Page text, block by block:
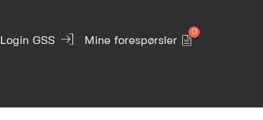
Login GSS Mine forespørsler
0